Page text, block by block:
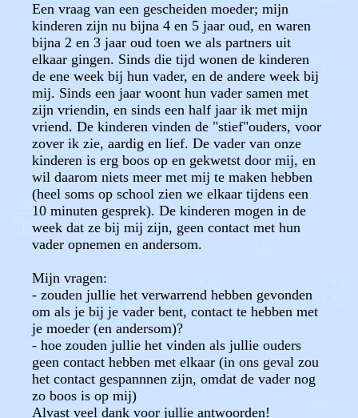
Een vraag van een gescheiden moeder; mijn
kinderen zijn nu bijna 4 en 5 jaar oud, en waren
bijna 2 en 3 jaar oud toen we als partners uit
elkaar gingen. Sinds die tijd wonen de kinderen
de ene week bij hun vader, en de andere week bij
mij. Sinds een jaar woont hun vader samen met
zijn vriendin, en sinds een half jaar ik met mijn
vriend. De kinderen vinden de "stief"ouders, voor
zover ik zie, aardig en lief. De vader van onze
kinderen is erg boos op en gekwetst door mij, en
wil daarom niets meer met mij te maken hebben
(heel soms op school zien we elkaar tijdens een
10 minuten gesprek). De kinderen mogen in de
week dat ze bij mij zijn, geen contact met hun
vader opnemen en andersom.
Mijn vragen:
- zouden jullie het verwarrend hebben gevonden
om als je bij je vader bent, contact te hebben met
je moeder (en andersom)?
- hoe zouden jullie het vinden als jullie ouders
geen contact hebben met elkaar (in ons geval zou
het contact gespannnen zijn, omdat de vader nog
zo boos is op mij)
Alvast veel dank voor jullie antwoorden!